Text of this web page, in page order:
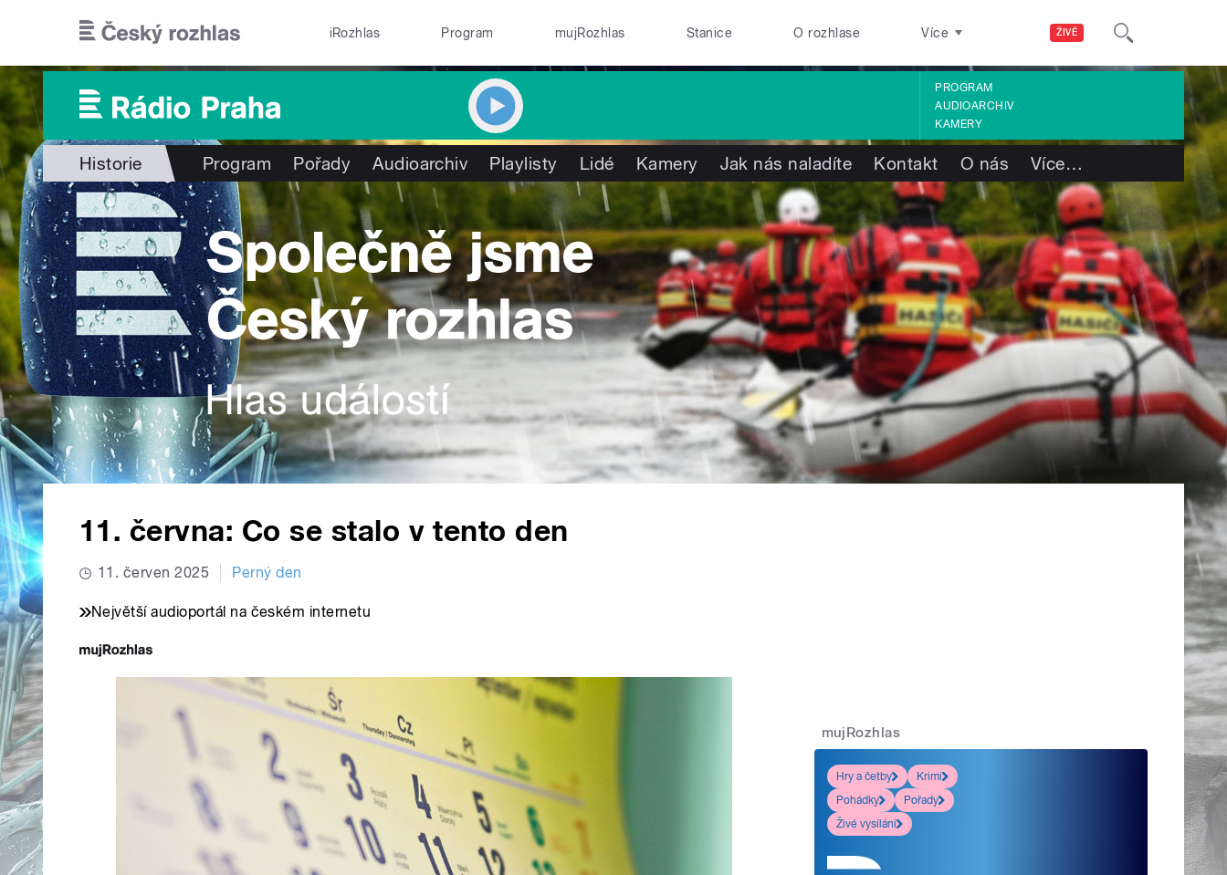
ŽIVĚ
iRozhlas Program mujRozhlas Stanice O rozhlase Více
PROGRAM
AUDIOARCHIV
KAMERY
Historie Program Pořady Audioarchiv Playlisty Lidé Kamery Jak nás naladíte Kontakt O nás Více…
11. června: Co se stalo v tento den
11. červen 2025 Perný den
Největší audioportál na českém internetu
mujRozhlas
Hry a četby
Krimi
Pohádky
Pořady
Živé vysílání